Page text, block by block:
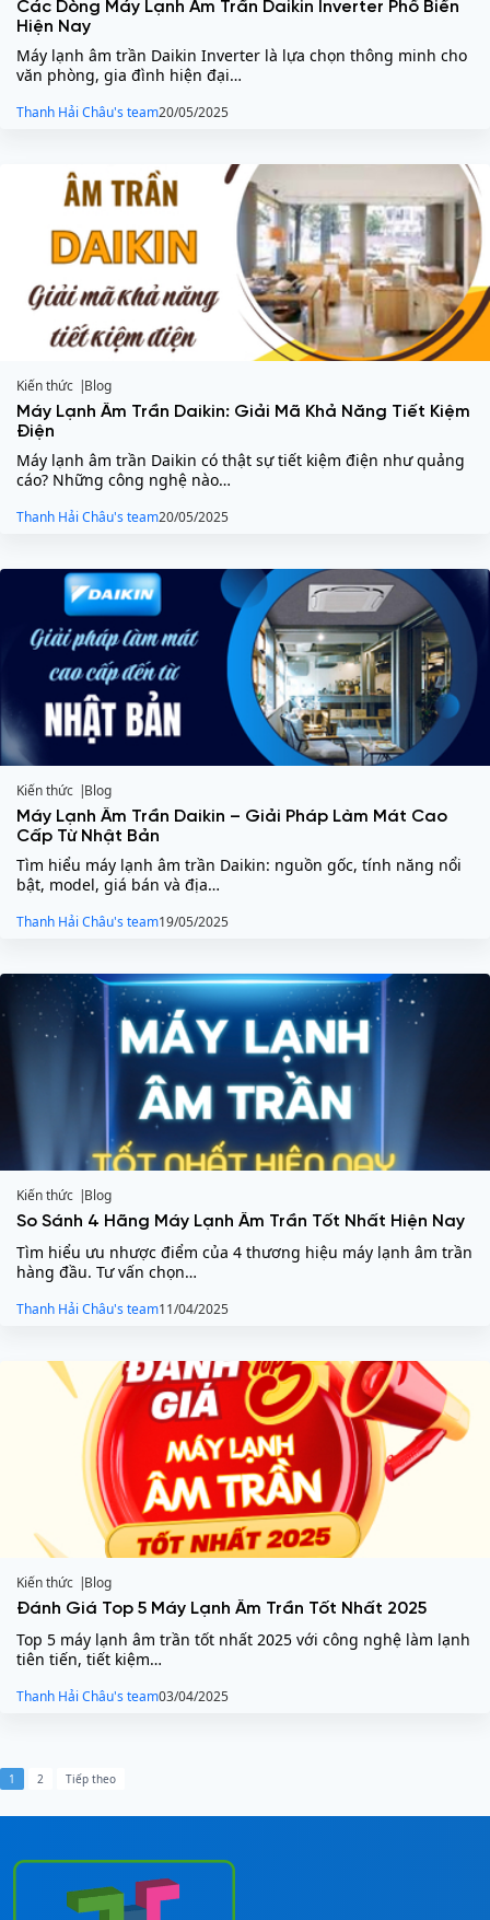
Các Dòng Máy Lạnh Âm Trần Daikin Inverter Phổ Biến
Hiện Nay
Máy lạnh âm trần Daikin Inverter là lựa chọn thông minh cho
văn phòng, gia đình hiện đại…
Thanh Hải Châu's team20/05/2025
Kiến thức
Blog
Máy Lạnh Âm Trần Daikin: Giải Mã Khả Năng Tiết Kiệm
Điện
Máy lạnh âm trần Daikin có thật sự tiết kiệm điện như quảng
cáo? Những công nghệ nào…
Thanh Hải Châu's team20/05/2025
Kiến thức
Blog
Máy Lạnh Âm Trần Daikin – Giải Pháp Làm Mát Cao
Cấp Từ Nhật Bản
Tìm hiểu máy lạnh âm trần Daikin: nguồn gốc, tính năng nổi
bật, model, giá bán và địa…
Thanh Hải Châu's team19/05/2025
Kiến thức
Blog
So Sánh 4 Hãng Máy Lạnh Âm Trần Tốt Nhất Hiện Nay
Tìm hiểu ưu nhược điểm của 4 thương hiệu máy lạnh âm trần
hàng đầu. Tư vấn chọn…
Thanh Hải Châu's team11/04/2025
Kiến thức
Blog
Đánh Giá Top 5 Máy Lạnh Âm Trần Tốt Nhất 2025
Top 5 máy lạnh âm trần tốt nhất 2025 với công nghệ làm lạnh
tiên tiến, tiết kiệm…
Thanh Hải Châu's team03/04/2025
P
h
1 2 Tiếp theo